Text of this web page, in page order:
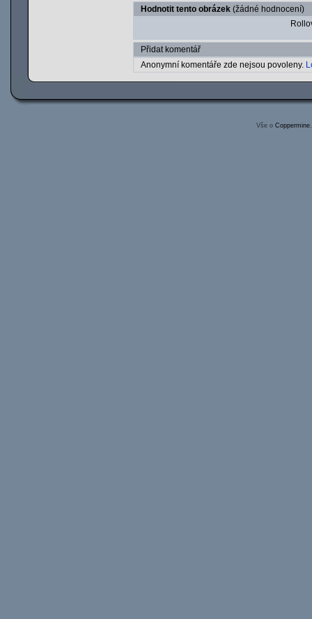
Hodnotit tento obrázek (žádné hodnocení)
Přidat komentář
Anonymní komentáře zde nejsou povoleny.
Vše o Coppermine